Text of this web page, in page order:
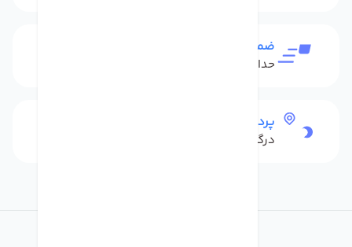
ضمانت بازگشت کالا
حداکثر 48 ساعت بعداز تحویل
پرداخت امن
درگاه بانکی شاپرک